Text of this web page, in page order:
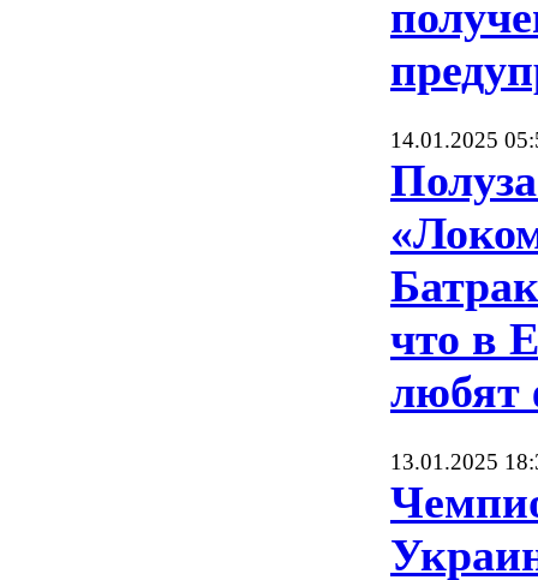
14.01.2025
что в
любят
13.01.2025